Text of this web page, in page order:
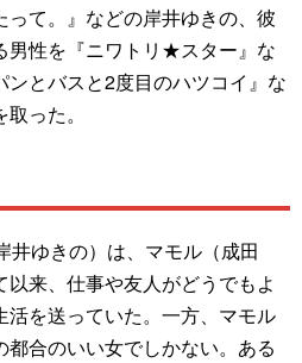
って。』などの岸井ゆきの、彼
男性を『ニワトリ★スター』な
ンとバスと2度目のハツコイ』な
った。
井ゆきの）は、マモル（成田
来、仕事や友人がどうでもよ
活を送っていた。一方、マモル
合のいい女でしかない。ある